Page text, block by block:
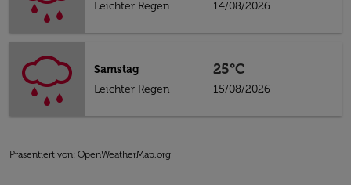
Leichter Regen
14/08/2026
Samstag
Leichter Regen
25°C
15/08/2026
Präsentiert von: OpenWeatherMap.org